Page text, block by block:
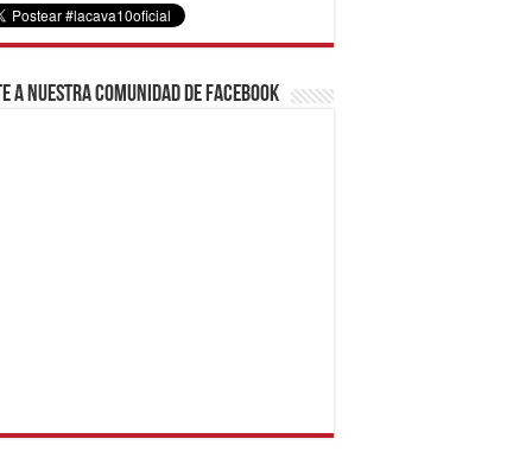
a nuestra comunidad de Facebook